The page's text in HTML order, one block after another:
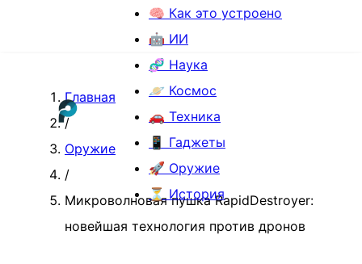
🧠 Как это устроено
🤖 ИИ
🧬 Наука
🪐 Космос
🚗 Техника
📱 Гаджеты
🚀 Оружие
⏳ История
Главная
/
Оружие
/
Микроволновая пушка RapidDestroyer:
новейшая технология против дронов